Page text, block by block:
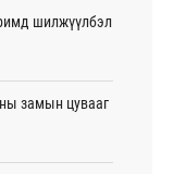
шилжүүлбэл
замын цувааг